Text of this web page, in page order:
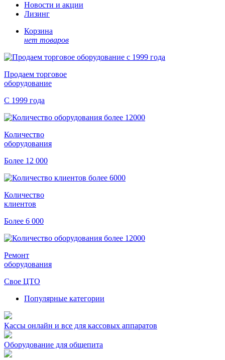
Новости и акции
Лизинг
Корзина
нет товаров
Продаем торговое
оборудование
С 1999 года
Количество
оборудования
Более 12 000
Количество
клиентов
Более 6 000
Ремонт
оборудования
Свое ЦТО
Популярные категории
Кассы онлайн и все для кассовых аппаратов
Оборудование для общепита